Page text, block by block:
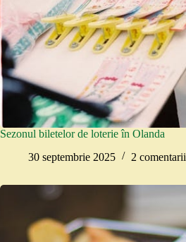
Sezonul biletelor de loterie în Olanda
30 septembrie 2025
2 comentarii